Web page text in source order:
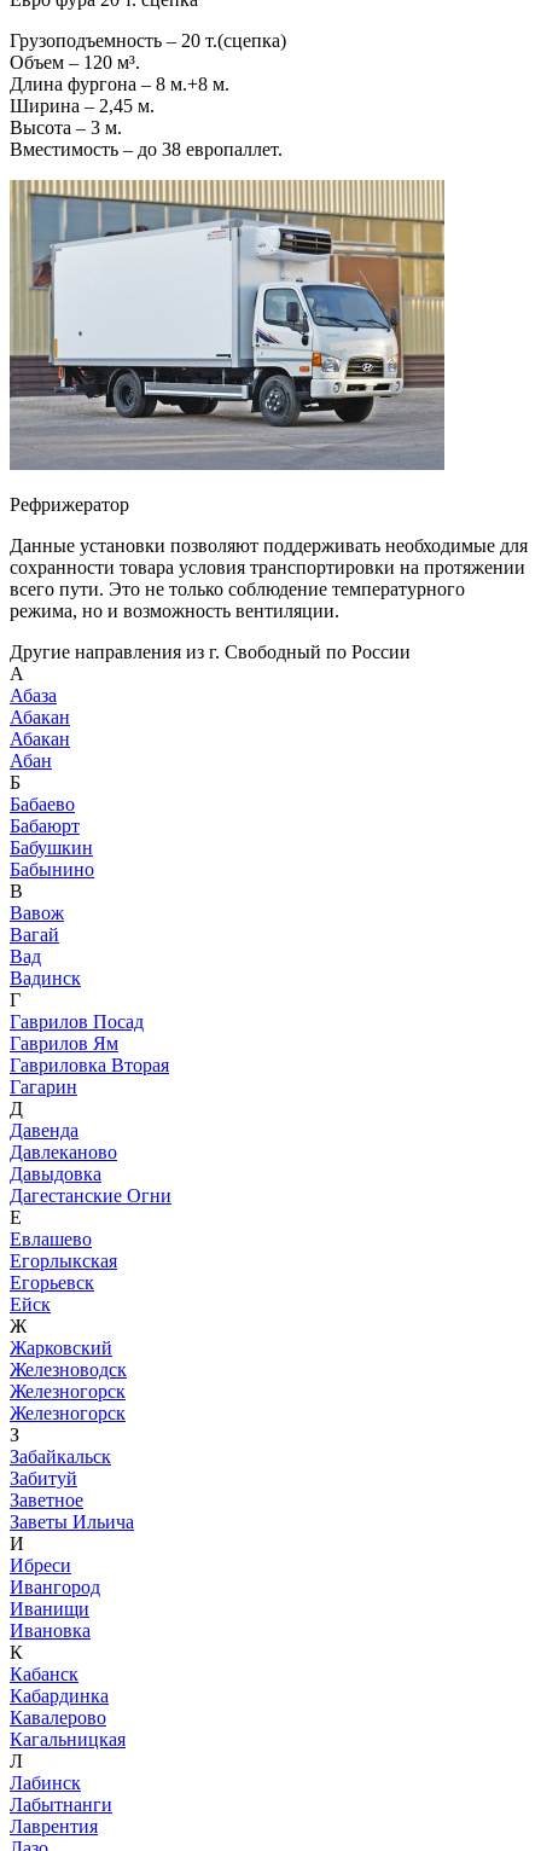
Грузоподъемность – 20 т.(сцепка)
Объем – 120 м³.
Длина фургона – 8 м.+8 м.
Ширина – 2,45 м.
Высота – 3 м.
Вместимость – до 38 европаллет.
Рефрижератор
Данные установки позволяют поддерживать необходимые для
сохранности товара условия транспортировки на протяжении
всего пути. Это не только соблюдение температурного
режима, но и возможность вентиляции.
Другие направления из г. Свободный по России
А
Абаза
Абакан
Абакан
Абан
Б
Бабаево
Бабаюрт
Бабушкин
Бабынино
В
Вавож
Вагай
Вад
Вадинск
Г
Гаврилов Посад
Гаврилов Ям
Гавриловка Вторая
Гагарин
Д
Давенда
Давлеканово
Давыдовка
Дагестанские Огни
Е
Евлашево
Егорлыкская
Егорьевск
Ейск
Ж
Жарковский
Железноводск
Железногорск
Железногорск
З
Забайкальск
Забитуй
Заветное
Заветы Ильича
И
Ибреси
Ивангород
Иванищи
Ивановка
К
Кабанск
Кабардинка
Кавалерово
Кагальницкая
Л
Лабинск
Лабытнанги
Лаврентия